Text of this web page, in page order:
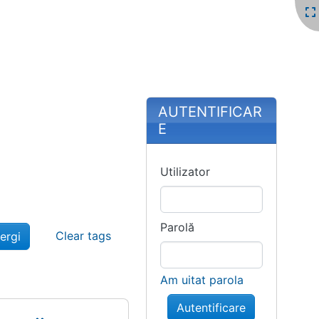
Clear tags
More content
AUTENTIFICAR
E
Utilizator
Parolă
Am uitat parola
Autentificare